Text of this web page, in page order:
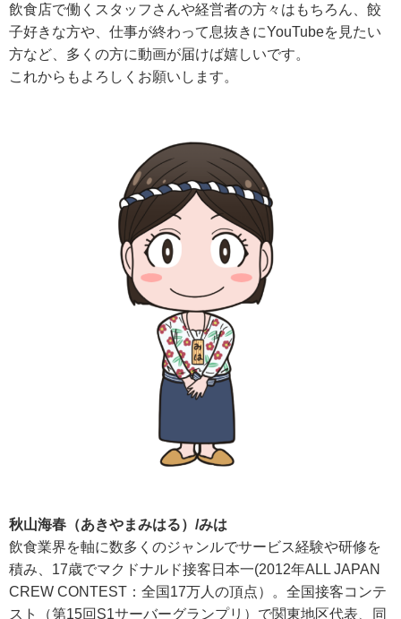
飲食店で働くスタッフさんや経営者の方々はもちろん、餃
子好きな方や、仕事が終わって息抜きにYouTubeを見たい
方など、多くの方に動画が届けば嬉しいです。
これからもよろしくお願いします。
秋山海春（あきやまみはる）/みは
飲食業界を軸に数多くのジャンルでサービス経験や研修を
積み、17歳でマクドナルド接客日本一(2012年ALL JAPAN
CREW CONTEST：全国17万人の頂点）。全国接客コンテ
スト（第15回S1サーバーグランプリ）で関東地区代表、同